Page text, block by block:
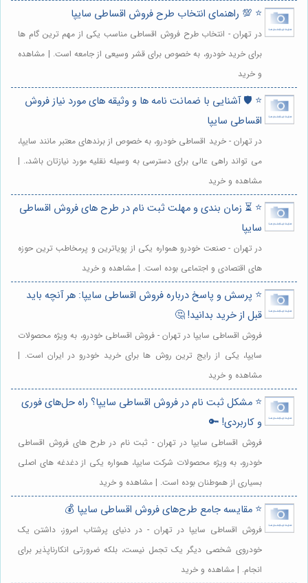
⭐️ 💯 راهنمای انتخاب طرح فروش اقساطی سایپا
در تهران - انتخاب طرح فروش اقساطی مناسب یکی از مهم ترین گام ها
برای خرید خودرو، به خصوص برای قشر وسیعی از جامعه است. | مشاهده
و خرید
⭐️ 🛡️ آشنایی با ضمانت نامه ها و وثیقه های مورد نیاز فروش
اقساطی سایپا
در تهران - خرید اقساطی خودرو، به خصوص از برندهای معتبر مانند سایپا،
می تواند راهی عالی برای دسترسی به وسیله نقلیه مورد نیازتان باشد،. |
مشاهده و خرید
⭐️ ⏳ زمان بندی و مهلت ثبت نام در طرح های فروش اقساطی
سایپا
در تهران - صنعت خودرو همواره یکی از پویاترین و پرمخاطب ترین حوزه
های اقتصادی و اجتماعی بوده است. | مشاهده و خرید
⭐️ پرسش و پاسخ درباره فروش اقساطی سایپا: هر آنچه باید
قبل از خرید بدانید! 🤔
فروش اقساطی سایپا در تهران - فروش اقساطی خودرو، به ویژه محصولات
سایپا، یکی از رایج ترین روش ها برای خرید خودرو در ایران است. |
مشاهده و خرید
⭐️ مشکل ثبت نام در فروش اقساطی سایپا؟ راه حل‌های فوری
و کاربردی! 🔑
فروش اقساطی سایپا در تهران - ثبت نام در طرح های فروش اقساطی
خودرو، به ویژه محصولات شرکت سایپا، همواره یکی از دغدغه های اصلی
بسیاری از هموطنان بوده است. | مشاهده و خرید
⭐️ مقایسه جامع طرح‌های فروش اقساطی سایپا 💰
فروش اقساطی سایپا در تهران - در دنیای پرشتاب امروز، داشتن یک
خودروی شخصی دیگر یک تجمل نیست، بلکه ضرورتی انکارناپذیر برای
انجام. | مشاهده و خرید